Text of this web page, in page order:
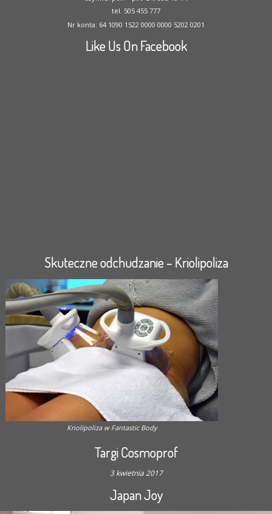
tel. 505 455 777
Nr konta: 64 1090 1522 0000 0000 5202 0201
Like Us On Facebook
Skuteczne odchudzanie – Kriolipoliza
Kriolipoliza w Fantastic Body
Targi Cosmoprof
3 kwietnia 2017
Japan Joy